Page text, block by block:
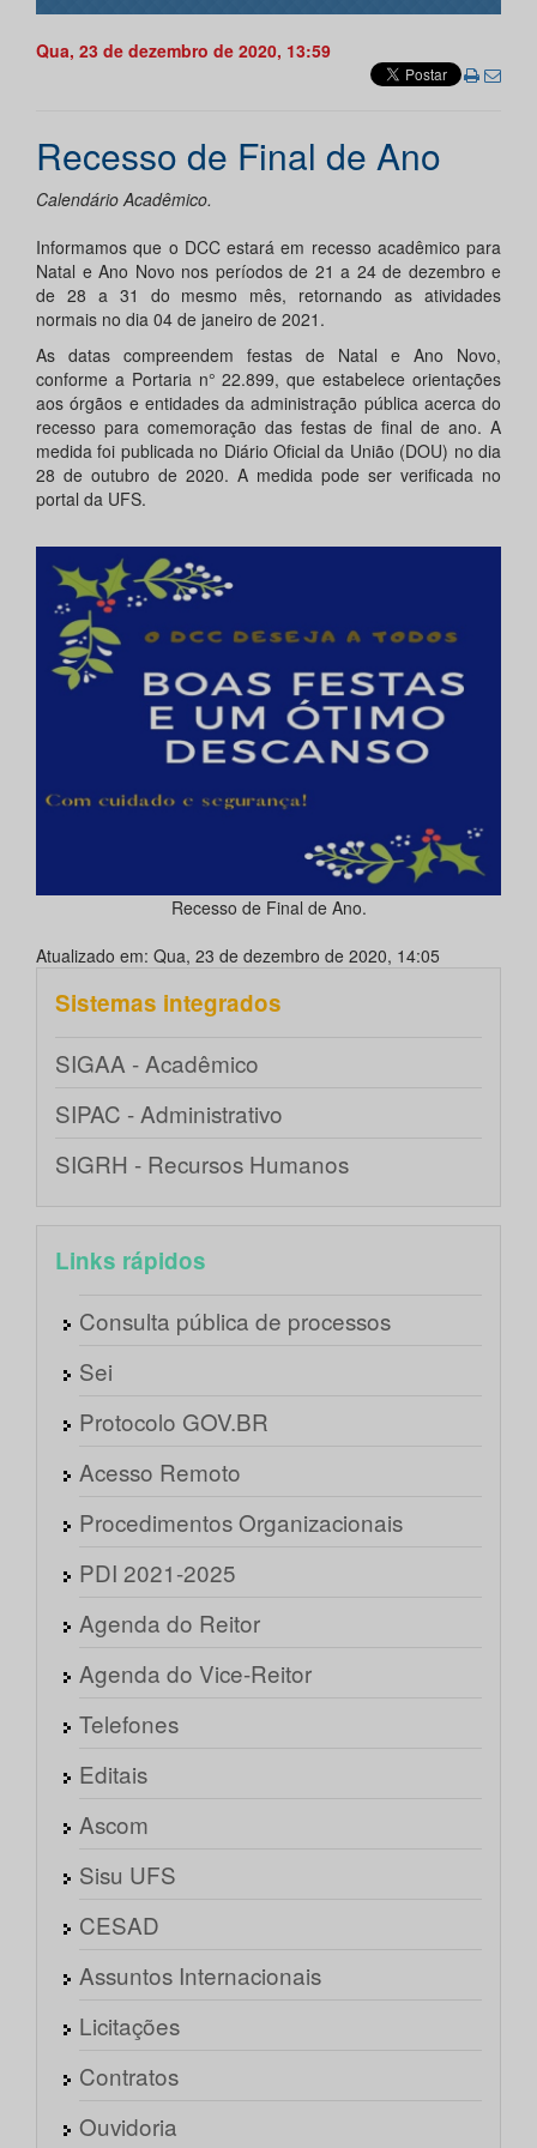
Qua, 23 de dezembro de 2020, 13:59
Recesso de Final de Ano
Calendário Acadêmico.
Informamos que o DCC estará em recesso acadêmico para
Natal e Ano Novo nos períodos de 21 a 24 de dezembro e
de 28 a 31 do mesmo mês, retornando as atividades
normais no dia 04 de janeiro de 2021.
As datas compreendem festas de Natal e Ano Novo,
conforme a Portaria n° 22.899, que estabelece orientações
aos órgãos e entidades da administração pública acerca do
recesso para comemoração das festas de final de ano. A
medida foi publicada no Diário Oficial da União (DOU) no dia
28 de outubro de 2020. A medida pode ser verificada no
portal da UFS.
Recesso de Final de Ano.
Atualizado em: Qua, 23 de dezembro de 2020, 14:05
Sistemas integrados
SIGAA - Acadêmico
SIPAC - Administrativo
SIGRH - Recursos Humanos
Links rápidos
Consulta pública de processos
Sei
Protocolo GOV.BR
Acesso Remoto
Procedimentos Organizacionais
PDI 2021-2025
Agenda do Reitor
Agenda do Vice-Reitor
Telefones
Editais
Ascom
Sisu UFS
CESAD
Assuntos Internacionais
Licitações
Contratos
Ouvidoria